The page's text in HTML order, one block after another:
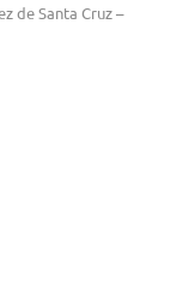
de Santa Cruz –